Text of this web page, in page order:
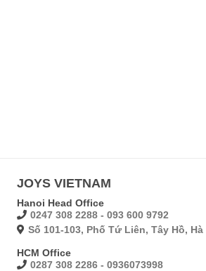
JOYS VIETNAM
Hanoi Head Office
0247 308 2288 - 093 600 9792
Số 101-103, Phố Tứ Liên, Tây Hồ, Hà
HCM Office
0287 308 2286 - 0936073998